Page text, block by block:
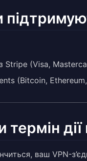
Stripe (Visa,
(Bitcoin,
дії
ваш VPN-